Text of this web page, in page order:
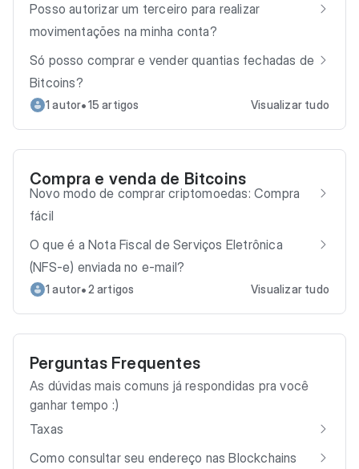
Posso autorizar um terceiro para realizar
movimentações na minha conta?
Só posso comprar e vender quantias fechadas de
Bitcoins?
1 autor•15 artigos Visualizar tudo
Compra e venda de Bitcoins
Novo modo de comprar criptomoedas: Compra
fácil
O que é a Nota Fiscal de Serviços Eletrônica
(NFS-e) enviada no e-mail?
1 autor•2 artigos Visualizar tudo
Perguntas Frequentes
As dúvidas mais comuns já respondidas pra você
ganhar tempo :)
Taxas
Como consultar seu endereço nas Blockchains